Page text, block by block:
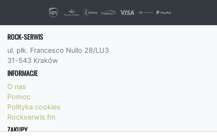
ROCK-SERWIS
ul. płk. Francesco Nullo 28/LU3
31-543 Kraków
INFORMACJE
O nas
Pomoc
Polityka cookies
Rockserwis.fm
ZAKUPY